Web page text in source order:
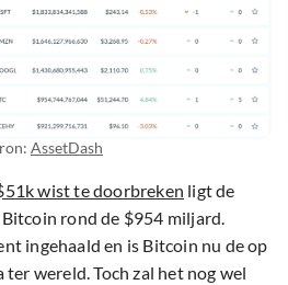
AssetDash
wist te doorbreken ligt de
rond de $954 miljard.
ingehaald en is Bitcoin nu de op
wereld. Toch zal het nog wel